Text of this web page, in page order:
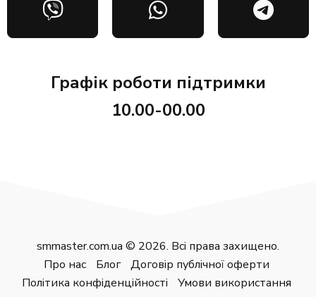
Графік роботи підтримки
10.00-00.00
smmaster.com.ua © 2026. Всі права захищено.
Про нас
Блог
Договір публічної оферти
Політика конфіденційності
Умови використання